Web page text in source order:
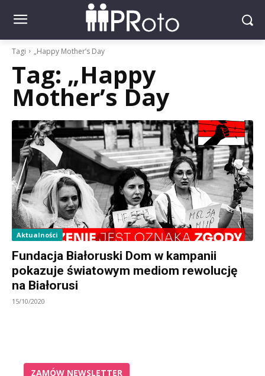
Tagi „Happy Mother’s Day
Tag: „Happy
Mother’s Day
Aktualności
Fundacja Białoruski Dom w kampanii
pokazuje światowym mediom rewolucję
na Białorusi
15/10/2020
ZAMÓW NEWSLETTER